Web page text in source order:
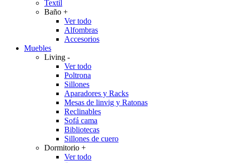
Textil
Baño +
Ver todo
Alfombras
Accesorios
Muebles
Living -
Ver todo
Poltrona
Sillones
Aparadores y Racks
Mesas de linvig y Ratonas
Reclinables
Sofá cama
Bibliotecas
Sillones de cuero
Dormitorio +
Ver todo